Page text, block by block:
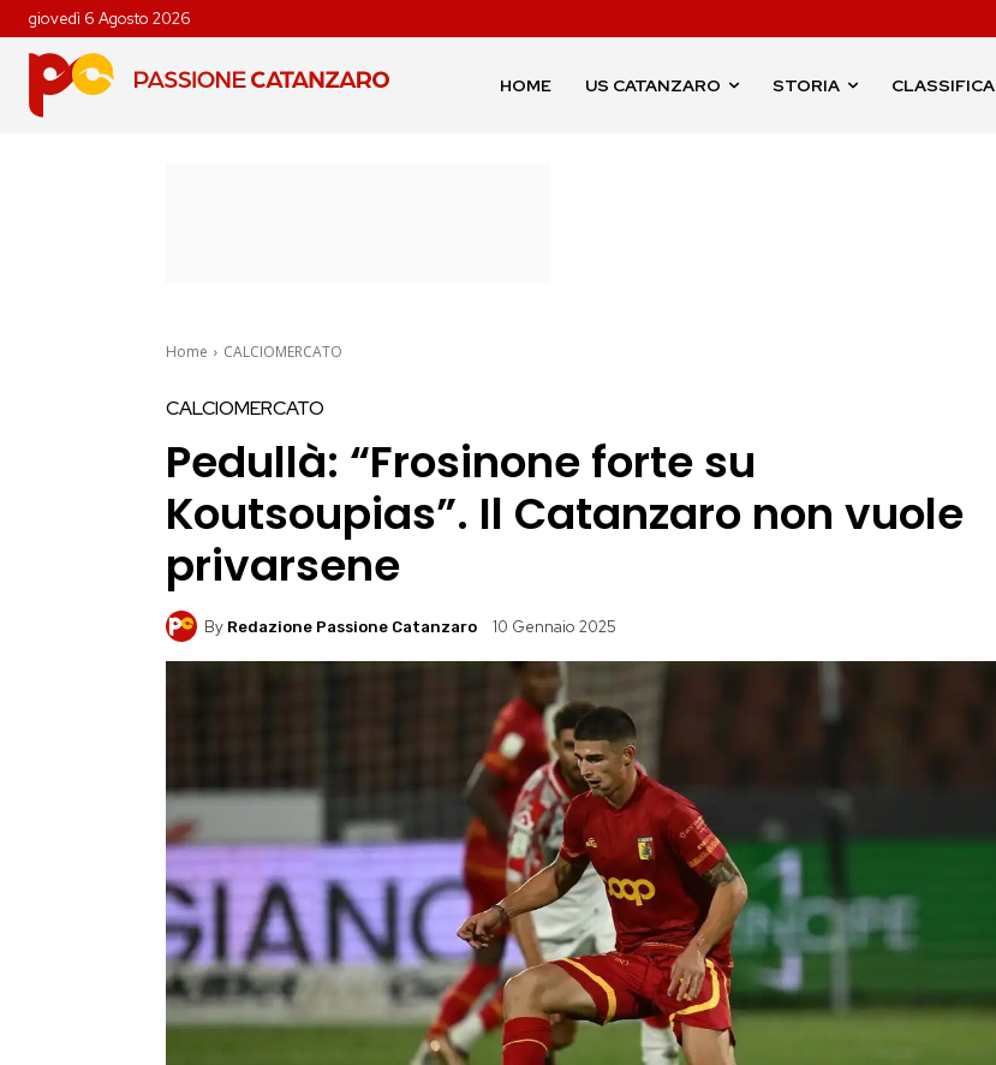
giovedì 6 Agosto 2026
HOME US CATANZARO STORIA CLASSIFICA
Home CALCIOMERCATO
CALCIOMERCATO
Pedullà: “Frosinone forte su
Koutsoupias”. Il Catanzaro non vuole
privarsene
By Redazione Passione Catanzaro 10 Gennaio 2025